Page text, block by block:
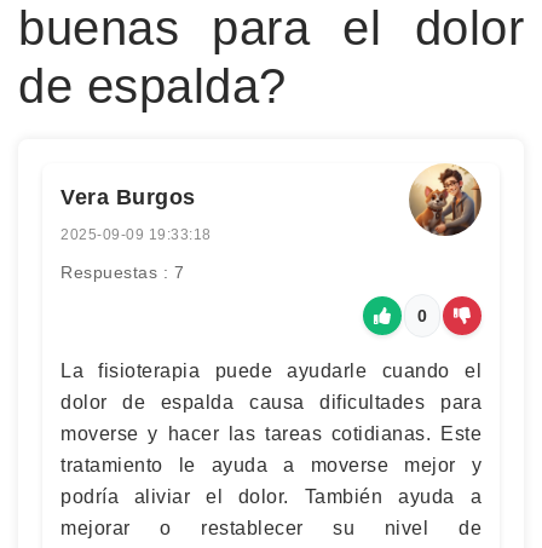
buenas para el dolor
de espalda?
Vera Burgos
2025-09-09 19:33:18
Respuestas : 7
0
La fisioterapia puede ayudarle cuando el
dolor de espalda causa dificultades para
moverse y hacer las tareas cotidianas. Este
tratamiento le ayuda a moverse mejor y
podría aliviar el dolor. También ayuda a
mejorar o restablecer su nivel de